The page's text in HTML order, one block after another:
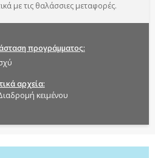
με τις θαλάσσιες μεταφορές.
προγράμματος
αρχεία
κειμένου